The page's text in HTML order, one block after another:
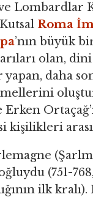
Lombardlar
Roma
’nın büyük
olan,
daha
kişilikleri
(751-
ilk kralı).